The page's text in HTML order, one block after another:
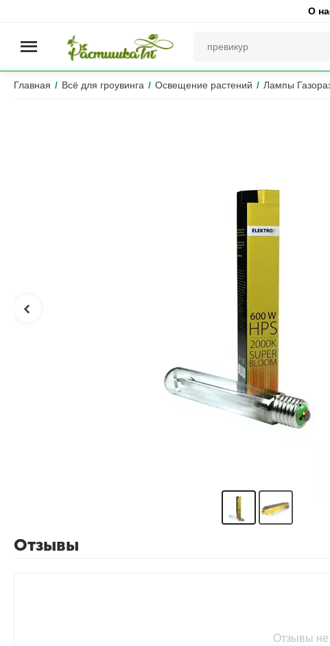
О
Главная / Всё для гроувинга / Освещение растений / Лампы
Отзывы
Отзывы